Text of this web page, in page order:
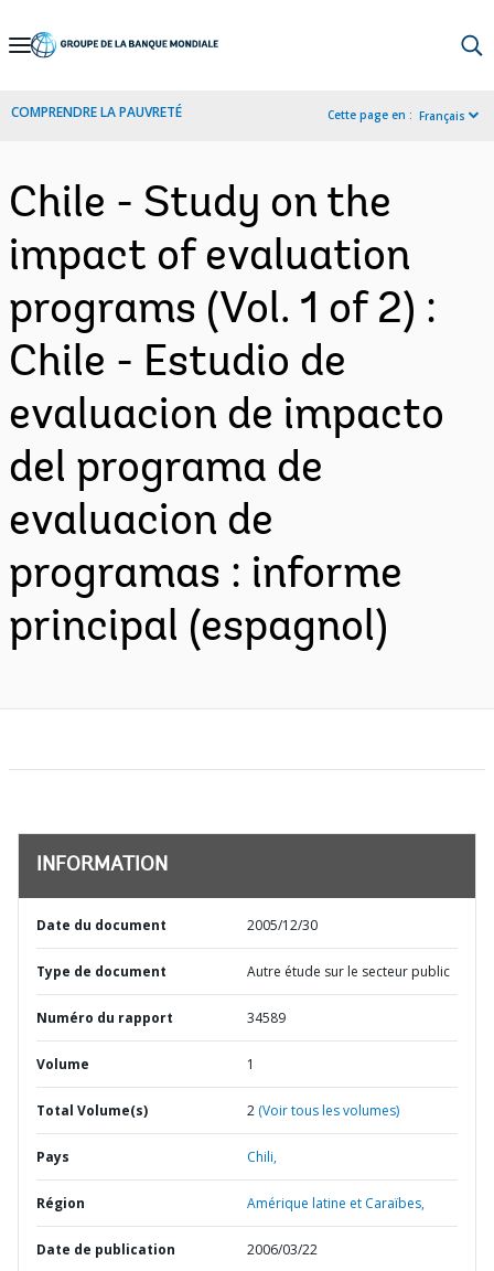
Skip
Navigation
COMPRENDRE LA PAUVRETÉ Cette page en : Français
Chile - Study on the
impact of evaluation
programs (Vol. 1 of 2) :
Chile - Estudio de
evaluacion de impacto
del programa de
evaluacion de
programas : informe
principal (espagnol)
INFORMATION
Date du document 2005/12/30
Type de document Autre étude sur le secteur public
Numéro du rapport 34589
Volume 1
Total Volume(s) 2 (Voir tous les volumes)
Pays Chili,
Région Amérique latine et Caraïbes,
Date de publication 2006/03/22